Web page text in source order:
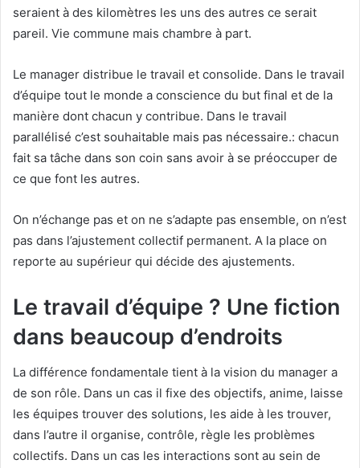
seraient à des kilomètres les uns des autres ce serait
pareil. Vie commune mais chambre à part.
Le manager distribue le travail et consolide. Dans le travail
d’équipe tout le monde a conscience du but final et de la
manière dont chacun y contribue. Dans le travail
parallélisé c’est souhaitable mais pas nécessaire.: chacun
fait sa tâche dans son coin sans avoir à se préoccuper de
ce que font les autres.
On n’échange pas et on ne s’adapte pas ensemble, on n’est
pas dans l’ajustement collectif permanent. A la place on
reporte au supérieur qui décide des ajustements.
Le travail d’équipe ? Une fiction
dans beaucoup d’endroits
La différence fondamentale tient à la vision du manager a
de son rôle. Dans un cas il fixe des objectifs, anime, laisse
les équipes trouver des solutions, les aide à les trouver,
dans l’autre il organise, contrôle, règle les problèmes
collectifs. Dans un cas les interactions sont au sein de